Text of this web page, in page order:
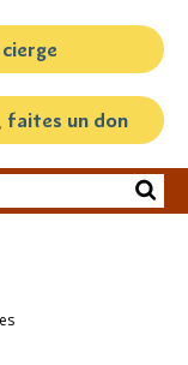
faites un don